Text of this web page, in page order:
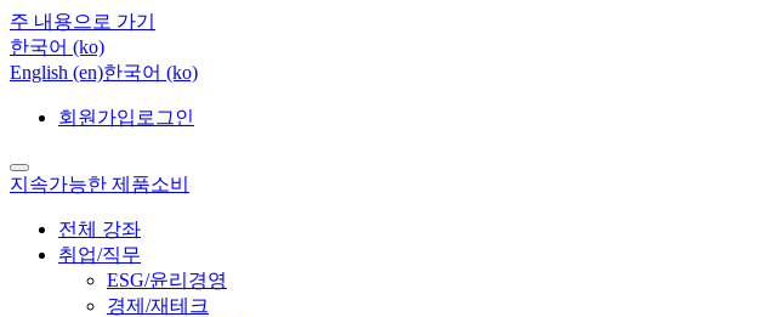
주 내용으로 가기
한국어 ‎(ko)‎
English ‎(en)‎한국어 ‎(ko)‎
회원가입 로그인
지속가능한 제품소비
전체 강좌
취업/직무
ESG/윤리경영
경제/재테크